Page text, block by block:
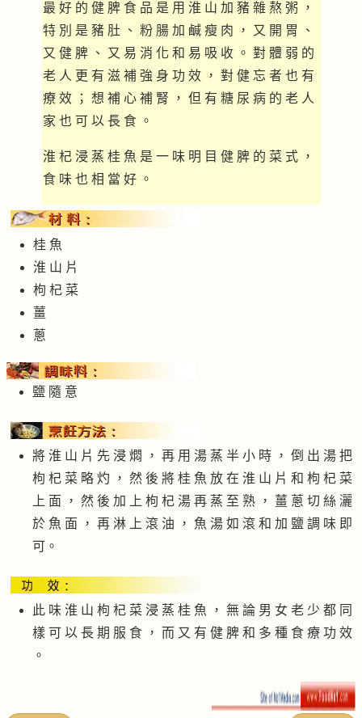
最 好 的 健 脾 食 品 是 用 淮 山 加 豬 雜 熬 粥 ，
特 別 是 豬 肚 、 粉 腸 加 鹹 瘦 肉 ， 又 開 胃 、
又 健 脾 、 又 易 消 化 和 易 吸 收 。 對 體 弱 的
老 人 更 有 滋 補 強 身 功 效 ， 對 健 忘 者 也 有
療 效 ； 想 補 心 補 腎 ， 但 有 糖 尿 病 的 老 人
家 也 可 以 長 食 。
淮 杞 浸 蒸 桂 魚 是 一 味 明 目 健 脾 的 菜 式 ，
食 味 也 相 當 好 。
桂 魚
淮 山 片
枸 杞 菜
薑
蔥
鹽 隨 意
將 淮 山 片 先 浸 燜 ， 再 用 湯 蒸 半 小 時 ， 倒 出 湯 把
枸 杞 菜 略 灼 ， 然 後 將 桂 魚 放 在 淮 山 片 和 枸 杞 菜
上 面 ， 然 後 加 上 枸 杞 湯 再 蒸 至 熟 ， 薑 蔥 切 絲 灑
於 魚 面 ， 再 淋 上 滾 油 ， 魚 湯 如 滾 和 加 鹽 調 味 即
可。
此 味 淮 山 枸 杞 菜 浸 蒸 桂 魚 ， 無 論 男 女 老 少 都 同
樣 可 以 長 期 服 食 ， 而 又 有 健 脾 和 多 種 食 療 功 效
。